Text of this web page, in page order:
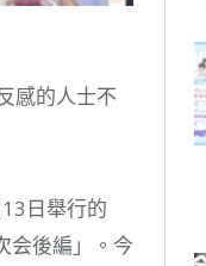
感的人士不
日舉行的
会後編」。今